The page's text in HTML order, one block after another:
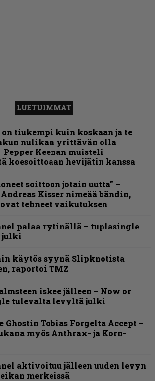
LUETUIMMAT
tiukempi kuin koskaan ja te
nulikan yrittävän olla
Pepper Keenan muisteli
koesoittoaan hevijätin kanssa
soittoon jotain uutta” –
Kisser nimeää bändin,
tehneet vaikutuksen
palaa rytinällä – tuplasingle
julki
käytös syynä Slipknotista
raportoi TMZ
iskee jälleen – Now or
tulevalta levyltä julki
Ghostin Tobias Forgelta Accept –
myös Anthrax- ja Korn-
aktivoituu jälleen uuden levyn
merkeissä